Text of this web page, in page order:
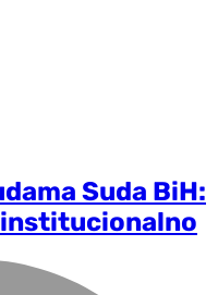
Suda BiH: